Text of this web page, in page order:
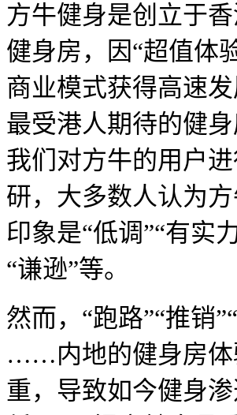
方牛健身是创立于
健身房，因“超值体
商业模式获得高速
最受港人期待的健身
我们对方牛的用户
研，大多数人认为
印象是“低调”“有实
“谦逊”等。
然而，“跑路”“推销
……内地的健身房
重，导致如今健身